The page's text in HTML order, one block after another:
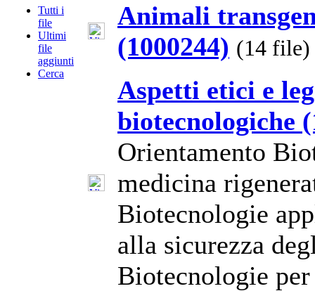
Tutti i
file
Ultimi
file
aggiunti
Cerca
Animali
(1000244) (14 file)
Aspetti etici e
biotecnologiche
Orientamento
medicina
Biotecnologie
alla sicurezza
Biotecnologie